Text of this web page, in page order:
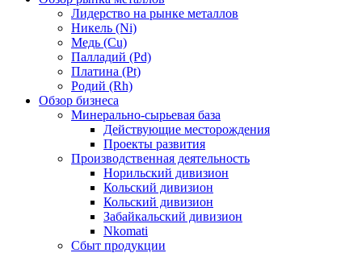
Лидерство на рынке металлов
Никель (Ni)
Медь (Cu)
Палладий (Pd)
Платина (Pt)
Родий (Rh)
Обзор бизнеса
Минерально-сырьевая база
Действующие месторождения
Проекты развития
Производственная деятельность
Норильский дивизион
Кольский дивизион
Кольский дивизион
Забайкальский дивизион
Nkomati
Сбыт продукции